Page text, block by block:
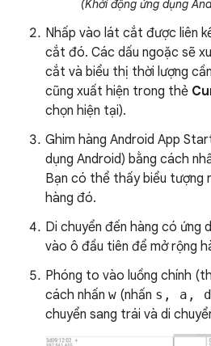
(Khởi động ứng dụng
Nhấp vào lát cắt được liên
cắt đó. Các dấu ngoặc sẽ
cắt và biểu thị thời lượng
cũng xuất hiện trong thẻ
chọn hiện tại).
Ghim hàng Android App
dụng Android) bằng cách
Bạn có thể thấy biểu tượng
hàng đó.
Di chuyển đến hàng có ứng
vào ô đầu tiên để mở rộng
Phóng to vào luồng chính
cách nhấn w (nhấn s, a, d
chuyển sang trái và di